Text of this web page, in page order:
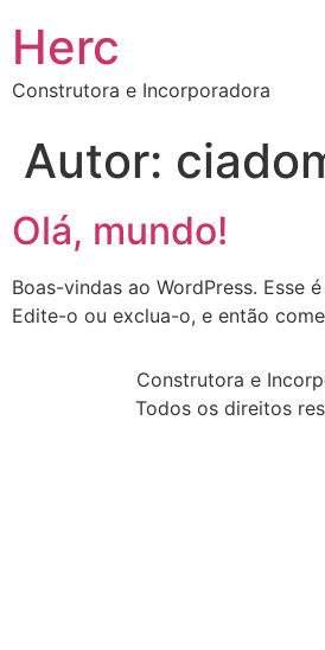
Herc
Construtora e Incorporadora
Autor:
Olá, mundo!
Boas-vindas ao WordPress. Esse
Edite-o ou exclua-o, e então
Construtora e
Todos os direitos